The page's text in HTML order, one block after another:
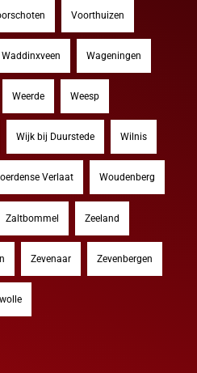
Voorthuizen
Waddinxveen Wageningen
Weerde Weesp
Wijk bij Duurstede Wilnis
Verlaat Woudenberg
Zaltbommel Zeeland
Zevenaar Zevenbergen